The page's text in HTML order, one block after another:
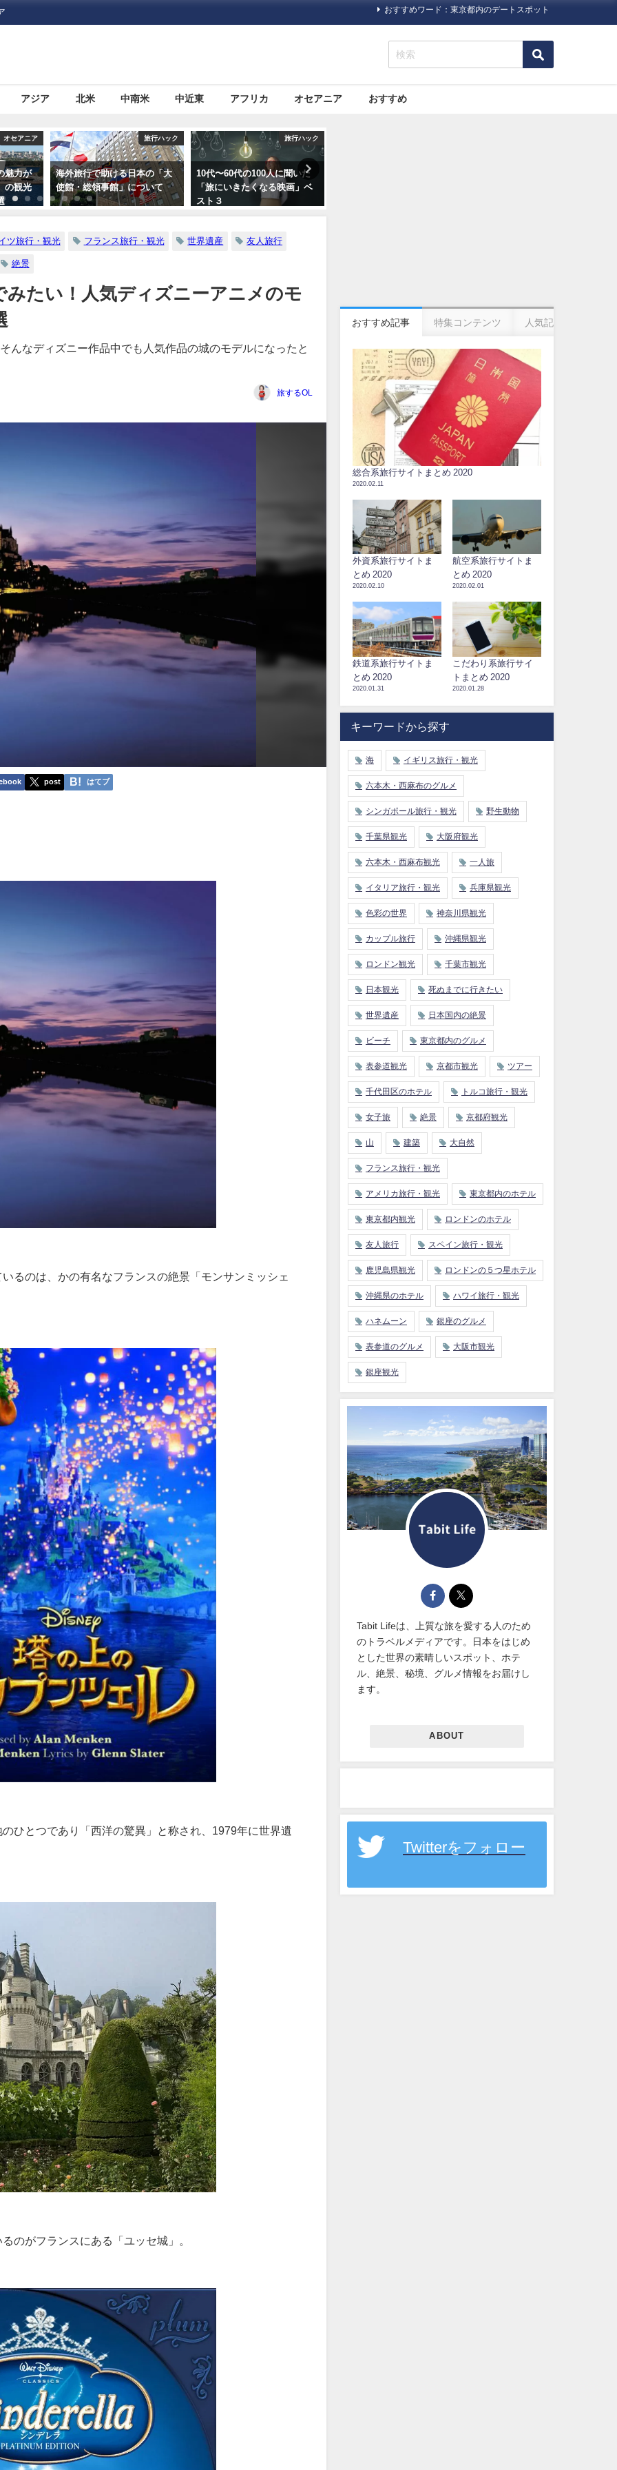
おすすめワード：東京都内のデートスポット
アジア 北米 中南米 中近東 アフリカ オセアニア おすすめ
旅行ハック
の「大
いて
旅行ハック
10代〜60代の100人に聞いた
「旅にいきたくなる映画」ベ
スト３
旅行ハック
海外旅行で病気になった場合
どうする？プロのツアーガイ
ドによるまとめ
ツ旅行・観光 フランス旅行・観光 世界遺産 友人旅行
絶景
たい！人気ディズニーアニメのモ
なディズニー作品中でも人気作品の城のモデルになったと
旅するOL
post はてブ
るのは、かの有名なフランスの絶景「モンサンミッシェ
ひとつであり「西洋の驚異」と称され、1979年に世界遺
のがフランスにある「ユッセ城」。
おすすめ記事 特集コンテンツ 人気記事
総合系旅行サイトまとめ 2020
2020.02.11
外資系旅行サイトま
とめ 2020
2020.02.10
航空系旅行サイトま
とめ 2020
2020.02.01
鉄道系旅行サイトま
とめ 2020
2020.01.31
こだわり系旅行サイ
トまとめ 2020
2020.01.28
キーワードから探す
海 イギリス旅行・観光
六本木・西麻布のグルメ
シンガポール旅行・観光 野生動物
千葉県観光 大阪府観光
六本木・西麻布観光 一人旅
イタリア旅行・観光 兵庫県観光
色彩の世界 神奈川県観光
カップル旅行 沖縄県観光
ロンドン観光 千葉市観光
日本観光 死ぬまでに行きたい
世界遺産 日本国内の絶景
ビーチ 東京都内のグルメ
表参道観光 京都市観光 ツアー
千代田区のホテル トルコ旅行・観光
女子旅 絶景 京都府観光
山 建築 大自然
フランス旅行・観光
アメリカ旅行・観光 東京都内のホテル
東京都内観光 ロンドンのホテル
友人旅行 スペイン旅行・観光
鹿児島県観光 ロンドンの５つ星ホテル
沖縄県のホテル ハワイ旅行・観光
ハネムーン 銀座のグルメ
表参道のグルメ 大阪市観光
銀座観光
Tabit Lifeは、上質な旅を愛する人のため
のトラベルメディアです。日本をはじめ
とした世界の素晴しいスポット、ホテ
ル、絶景、秘境、グルメ情報をお届けし
ます。
ABOUT
Twitterをフォロー